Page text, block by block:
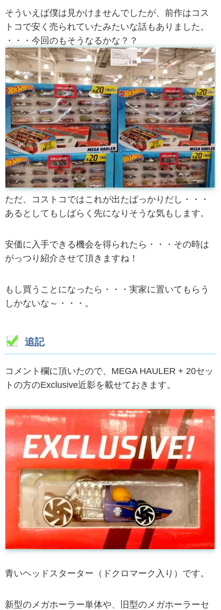
そういえば僕は見かけませんでしたが、前作はコス
トコで安く売られていたみたいな話もありました。
・・・今回のもそうなるかな？？
ただ、コストコではこれが出たばっかりだし・・・
あるとしてもしばらく先になりそうな気もします。
安価に入手できる機会を得られたら・・・その時は
がっつり紹介させて頂きますね！
もし買うことになったら・・・実家に置いてもらう
しかないな～・・・。
追記
コメント欄に頂いたので、MEGA HAULER + 20セッ
トの方のExclusive近影を載せておきます。
青いヘッドスターター（ドクロマーク入り）です。
新型のメガホーラー単体や、旧型のメガホーラーセ